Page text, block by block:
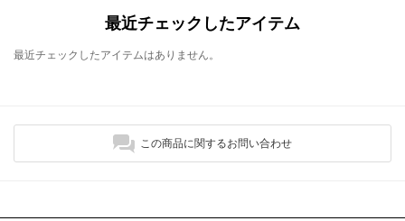
最近チェックしたアイテム
最近チェックしたアイテムはありません。
この商品に関するお問い合わせ